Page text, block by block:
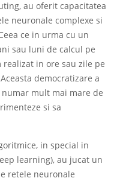
au oferit capacitatea
neuronale complexe si
ce in urma cu un
sau luni de calcul pe
in ore sau zile pe
democratizare a
mult mai mare de
si sa
in special in
learning), au jucat un
retele neuronale